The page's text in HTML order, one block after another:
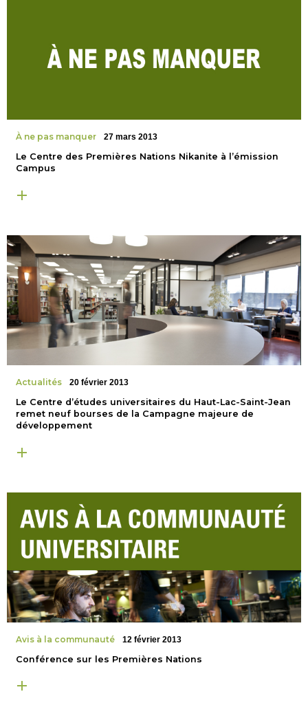
À ne pas manquer 27 mars 2013
Le Centre des Premières Nations Nikanite à l’émission
Campus
Actualités 20 février 2013
Le Centre d’études universitaires du Haut-Lac-Saint-Jean
remet neuf bourses de la Campagne majeure de
développement
Avis à la communauté 12 février 2013
Conférence sur les Premières Nations